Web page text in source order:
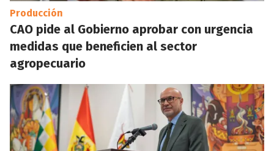
Producción
CAO pide al Gobierno aprobar con urgencia
medidas que beneficien al sector
agropecuario